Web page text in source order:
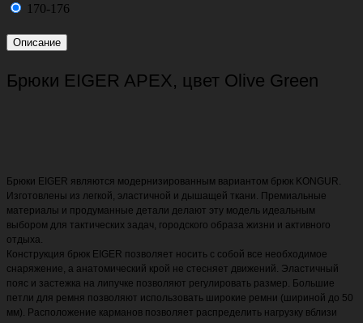
170-176
Описание
Брюки EIGER APEX, цвет Olive Green
Брюки EIGER являются модернизированным вариантом брюк KONGUR.
Изготовлены из легкой, эластичной и дышащей ткани. Премиальные
материалы и продуманные детали делают эту модель идеальным
выбором для тактических задач, городского образа жизни и активного
отдыха.
Конструкция брюк EIGER позволяет носить с собой все необходимое
снаряжение, а анатомический крой не стесняет движений. Эластичный
пояс и застежка на липучке позволяют регулировать размер. Большие
петли для ремня позволяют использовать широкие ремни (шириной до 50
мм). Расположение карманов позволяет распределить нагрузку вблизи